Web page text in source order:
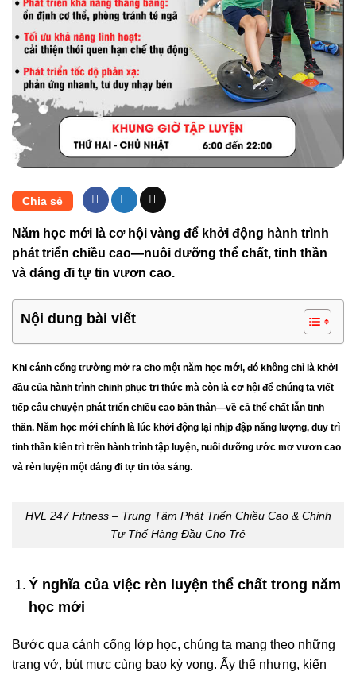
Chia sẻ
Năm học mới là cơ hội vàng để khởi động hành trình
phát triển chiều cao—nuôi dưỡng thể chất, tinh thần
và dáng đi tự tin vươn cao.
Nội dung bài viết
Khi cánh cổng trường mở ra cho một năm học mới, đó không chỉ là khởi
đầu của hành trình chinh phục tri thức mà còn là cơ hội để chúng ta viết
tiếp câu chuyện phát triển chiều cao bản thân—về cả thể chất lẫn tinh
thần. Năm học mới chính là lúc khởi động lại nhịp đập năng lượng, duy trì
tinh thần kiên trì trên hành trình tập luyện, nuôi dưỡng ước mơ vươn cao
và rèn luyện một dáng đi tự tin tỏa sáng.
HVL 247 Fitness – Trung Tâm Phát Triển Chiều Cao & Chỉnh
Tư Thế Hàng Đầu Cho Trẻ
Ý nghĩa của việc rèn luyện thể chất trong năm
học mới
Bước qua cánh cổng lớp học, chúng ta mang theo những
trang vở, bút mực cùng bao kỳ vọng. Ấy thế nhưng, kiến